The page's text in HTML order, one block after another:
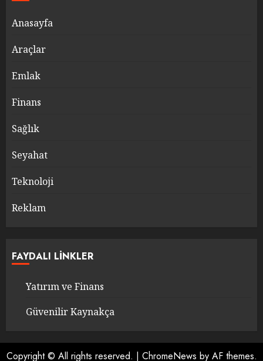
Anasayfa
Araçlar
Emlak
Finans
Sağlık
Seyahat
Teknoloji
Reklam
FAYDALI LINKLER
Yatırım ve Finans
Güvenilir Kaynakça
Copyright © All rights reserved. | ChromeNews by AF themes.